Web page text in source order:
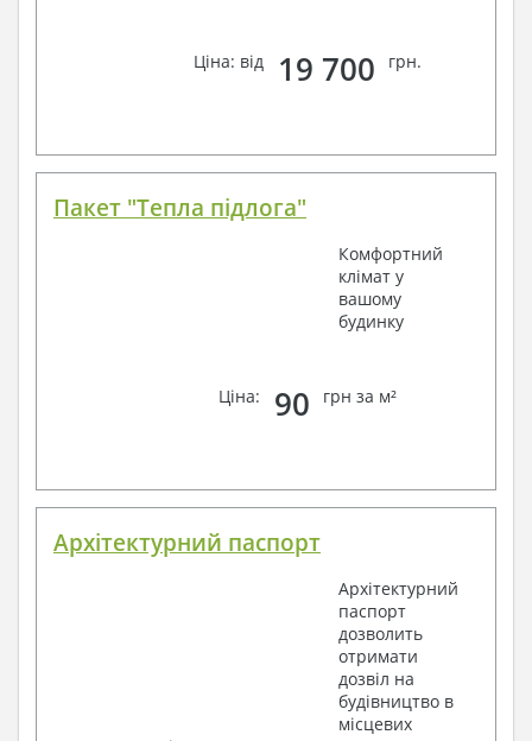
Ціна: від 19 700 грн.
Пакет "Тепла підлога"
Комфортний
клімат у
вашому
будинку
Ціна: 90 грн за м²
Архітектурний паспорт
Архітектурний
паспорт
дозволить
отримати
дозвіл на
будівництво в
місцевих